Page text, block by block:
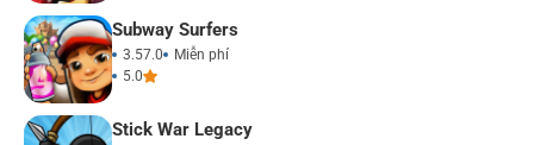
Subway Surfers
3.57.0
Miễn phí
5.0
Stick War Legacy